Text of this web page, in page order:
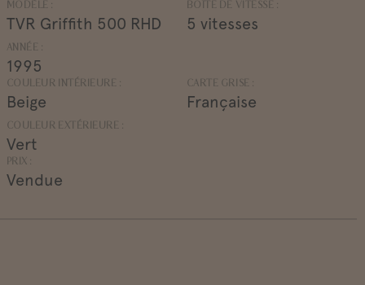
MODÈLE :
TVR Griffith 500 RHD
ANNÉE :
1995
BOÎTE DE VITESSE :
5 vitesses
COULEUR INTÉRIEURE :
Beige
COULEUR EXTÉRIEURE :
Vert
CARTE GRISE :
Française
PRIX :
Vendue